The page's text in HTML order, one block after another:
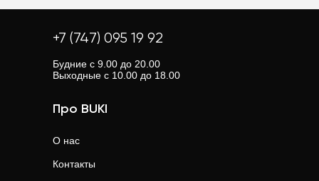
+7 (747) 095 19 92
Будние с 9.00 до 20.00
Выходные с 10.00 до 18.00
Про BUKI
О нас
Контакты